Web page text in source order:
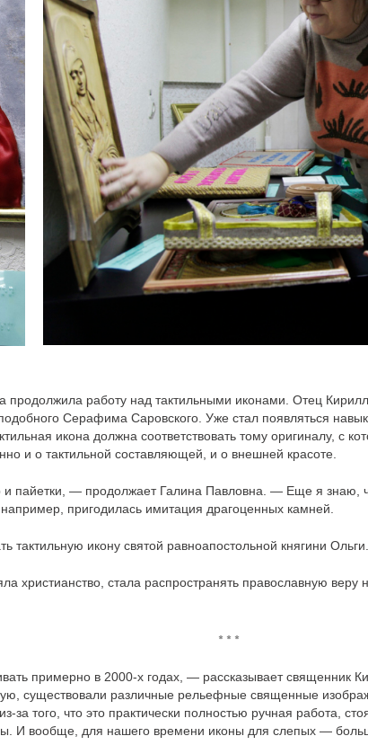
продолжила работу над тактильными иконами. Отец
Серафима Саровского. Уже стал появляться
икона должна соответствовать тому оригиналу, с
и о тактильной составляющей, и о внешней красоте.
пайетки, — продолжает Галина Павловна. — Еще я знаю,
пригодилась имитация драгоценных камней.
тактильную икону святой равноапостольной княгини Ольги.
христианство, стала распространять православную
* * *
примерно в 2000-х годах, — рассказывает
существовали различные рельефные священные
за того, что это практически полностью ручная работа,
И вообще, для нашего времени иконы для слепых —